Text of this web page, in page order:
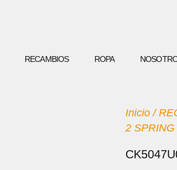
RECAMBIOS ROPA
Inicio /
2